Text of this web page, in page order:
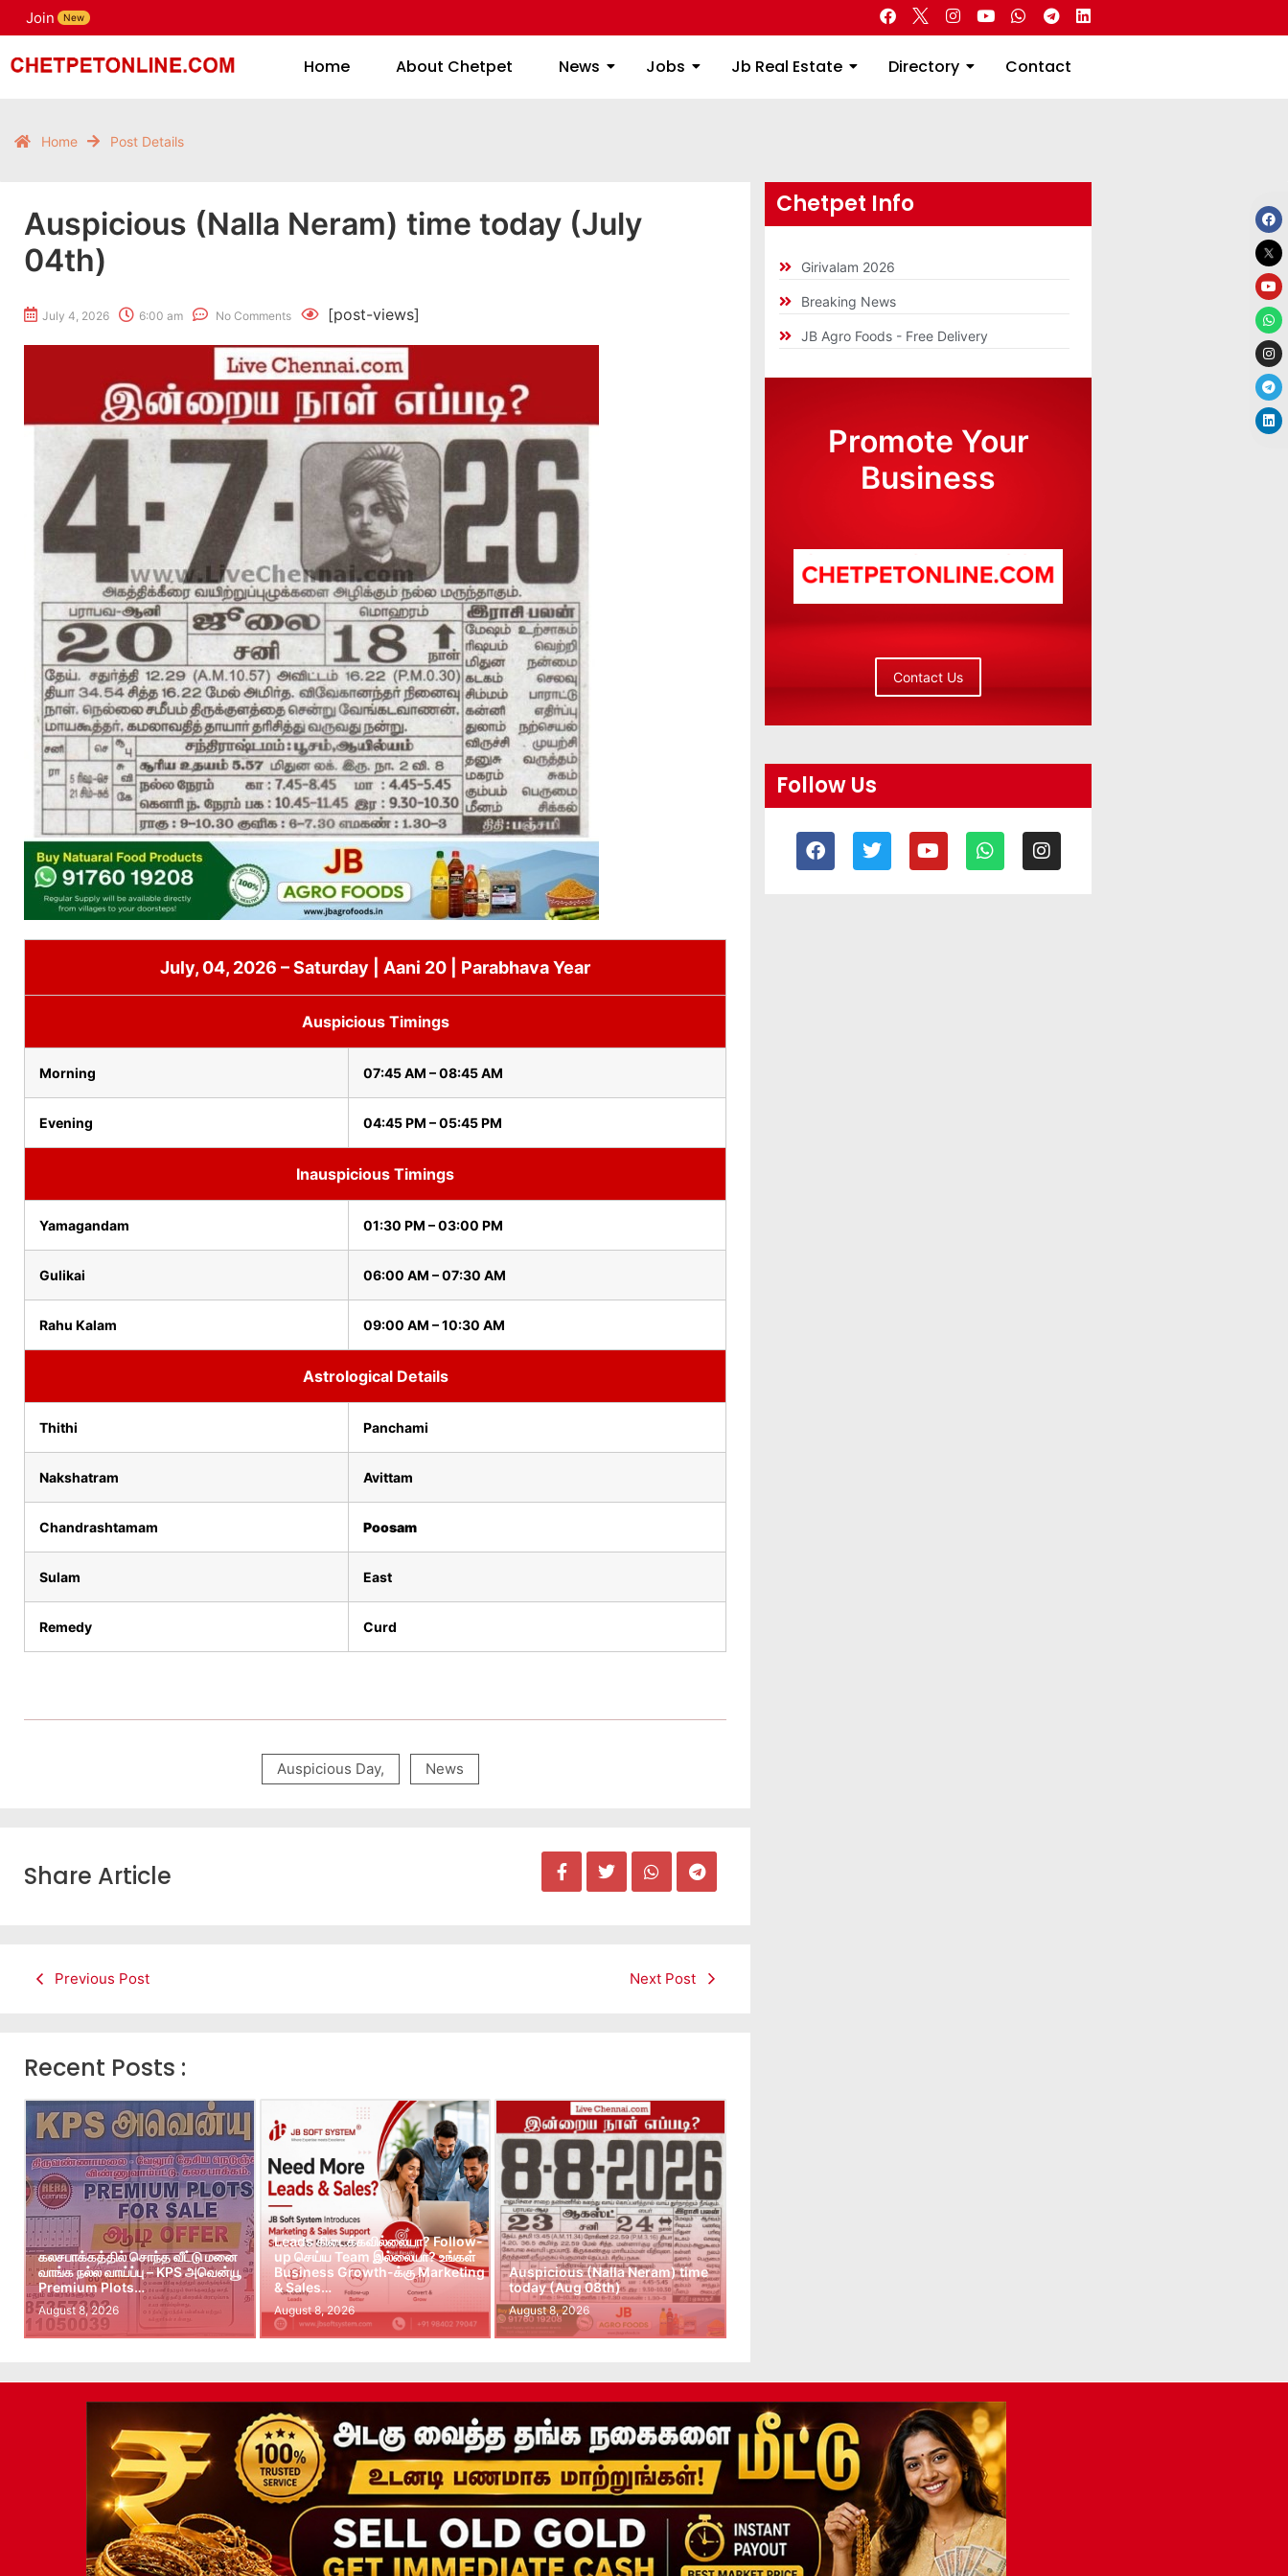
Join New
Home About Chetpet News Jobs Jb Real Estate Directory Contact
Jb Real Estate
Directory
Contact
Home Post Details
Auspicious (Nalla Neram) time today (July
04th)
July 4, 2026 6:00 am No Comments [post-views]
July, 04, 2026 – Saturday | Aani 20 | Parabhava Year
Auspicious Timings
Morning 07:45 AM – 08:45 AM
Evening 04:45 PM – 05:45 PM
Inauspicious Timings
Yamagandam 01:30 PM – 03:00 PM
Gulikai 06:00 AM – 07:30 AM
Rahu Kalam 09:00 AM – 10:30 AM
Astrological Details
Thithi Panchami
Nakshatram Avittam
Chandrashtamam Poosam
Sulam East
Remedy Curd
Auspicious Day, News
Share Article
Previous Post Next Post
Recent Posts :
கலசபாக்கத்தில் சொந்த வீட்டு மனை
வாங்க நல்ல வாய்ப்பு – KPS அவென்யூ
Premium Plots…
August 8, 2026
Leads கிடைக்கவில்லையா? Follow-
up செய்ய Team இல்லையா? உங்கள்
Business Growth-க்கு Marketing
& Sales…
August 8, 2026
Auspicious (Nalla Neram) time
today (Aug 08th)
August 8, 2026
Chetpet Info
Girivalam 2026
Breaking News
JB Agro Foods - Free Delivery
Promote Your
Business
Contact Us
Follow Us